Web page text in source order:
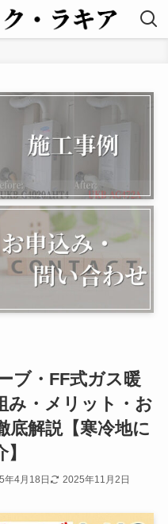
ブ・FF式ガス暖
み・メリット・お
底解説【寒冷地に
年4月18日 2025年11月2日